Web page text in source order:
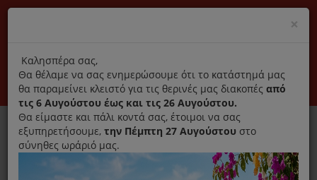
Αποκλειστικά γνήσια ανταλλακτικά
Σύνδεση Εγγραφή Εταιρεία Επικοινωνία
0
×
title
Καλησπέρα σας,
Θα θέλαμε να σας ενημερώσουμε ότι το κατάστημά μας
θα παραμείνει κλειστό για τις θερινές μας διακοπές από
τις 6 Αυγούστου έως και τις 26 Αυγούστου.
Θα είμαστε και πάλι κοντά σας, έτοιμοι να σας
εξυπηρετήσουμε, την Πέμπτη 27 Αυγούστου στο
σύνηθες ωράριό μας.